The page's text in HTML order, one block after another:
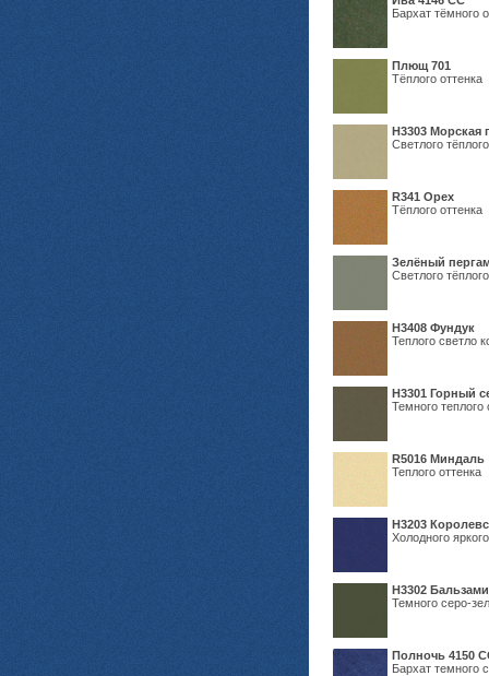
Бархат тёмного
Плющ 701
Тёплого оттенка
H3303 Морская
Светлого
R341 Орех
Тёплого оттенка
Зелёный
Светлого
Н3408 Фундук
Теплого светло
Н3301 Горный
Темного теплого
R5016 Миндаль
Теплого оттенка
Н3203
Холодного
Н3302
Темного серо-
Полночь 4150
Бархат темного